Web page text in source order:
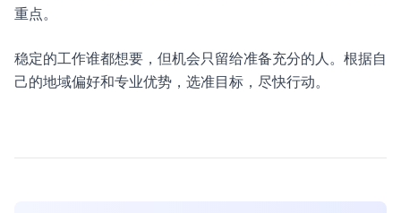
重点。
稳定的工作谁都想要，但机会只留给准备充分的人。根据自
己的地域偏好和专业优势，选准目标，尽快行动。